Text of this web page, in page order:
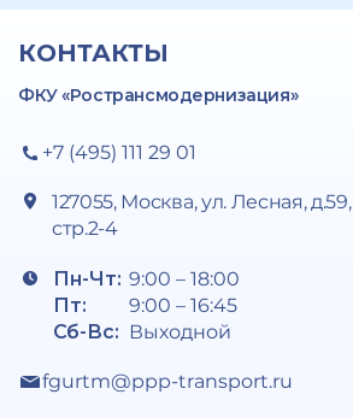
КОНТАКТЫ
ФКУ «Ространсмодернизация»
+7 (495) 111 29 01
127055, Москва, ул. Лесная, д.59,
стр.2-4
Пн-Чт:
Пт:
Сб-Вс:
9:00 – 18:00
9:00 – 16:45
Выходной
fgurtm@ppp-transport.ru